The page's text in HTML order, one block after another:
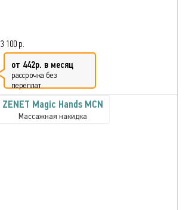
3 100 р.
от 442р. в месяц
рассрочка без
переплат
ZENET Magic Hands MCN
Массажная накидка